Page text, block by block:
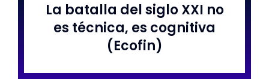
La batalla del siglo XXI no
es técnica, es cognitiva
(Ecofin)